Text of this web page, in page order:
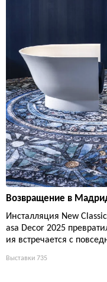
Возвращение в
Инсталляция New
asa Decor 2025
ия встречается с
Выставки 735